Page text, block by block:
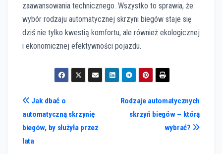
zaawansowania technicznego. Wszystko to sprawia, że
wybór rodzaju automatycznej skrzyni biegów staje się
dziś nie tylko kwestią komfortu, ale również ekologicznej
i ekonomicznej efektywności pojazdu.
Nawigacja
wpisu
Rodzaje automatycznych
skrzyń biegów – którą
wybrać?
Jak dbać o
automatyczną skrzynię
biegów, by służyła przez
lata